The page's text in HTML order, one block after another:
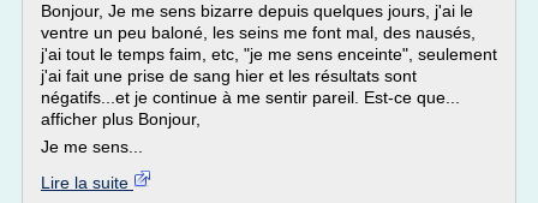
Bonjour, Je me sens bizarre depuis quelques jours, j'ai le
ventre un peu baloné, les seins me font mal, des nausés,
j'ai tout le temps faim, etc, "je me sens enceinte", seulement
j'ai fait une prise de sang hier et les résultats sont
négatifs...et je continue à me sentir pareil. Est-ce que...
afficher plus Bonjour,
Je me sens...
Lire la suite